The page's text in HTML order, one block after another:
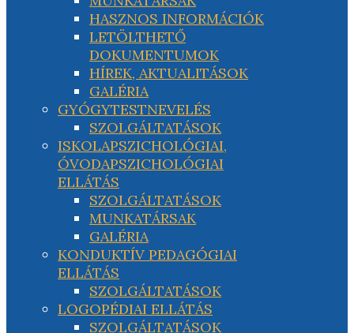
HASZNOS INFORMÁCIÓK
LETÖLTHETŐ
DOKUMENTUMOK
HÍREK, AKTUALITÁSOK
GALÉRIA
GYÓGYTESTNEVELÉS
SZOLGÁLTATÁSOK
ISKOLAPSZICHOLÓGIAI,
ÓVODAPSZICHOLÓGIAI
ELLÁTÁS
SZOLGÁLTATÁSOK
MUNKATÁRSAK
GALÉRIA
KONDUKTÍV PEDAGÓGIAI
ELLÁTÁS
SZOLGÁLTATÁSOK
LOGOPÉDIAI ELLÁTÁS
SZOLGÁLTATÁSOK